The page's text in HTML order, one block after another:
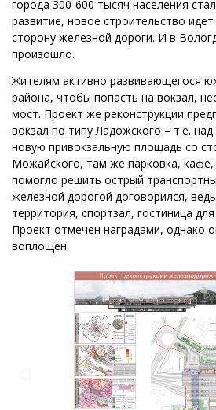
города 300-600 тысяч населения
развитие, новое строительство
сторону железной дороги. И в
произошло.
Жителям активно развивающегося
района, чтобы попасть на вокзал,
мост. Проект же реконструкции
вокзал по типу Ладожского – т.е.
новую привокзальную площадь со
Можайского, там же парковка,
помогло решить острый
железной дорогой договорился,
территория, спортзал, гостиница
Проект отмечен наградами, однако
воплощен.